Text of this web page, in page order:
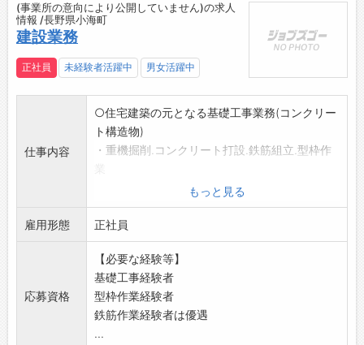
(事業所の意向により公開していません)の求人
情報 /長野県小海町
建設業務
正社員 未経験者活躍中 男女活躍中
仕事内容
○住宅建築の元となる基礎工事業務(コンクリー
ト構造物)
・重機掘削.コンクリート打設.鉄筋組立.型枠作
・土木.公共工事に関わる型枠工事
(コンクリートを流し入れる木枠製作の大工
仕事)
・住宅周りの外構工事
(擁壁.土間コンクリート.ブロック積み.レン
ガ.
フェンス取付.植樹等)
※業績により、賞与は年2回を支給予定としてい
ます。
もっと見る
雇用形態 正社員
応募資格
【必要な経験等】
基礎工事経験者
型枠作業経験者
鉄筋作業経験者は優遇
...